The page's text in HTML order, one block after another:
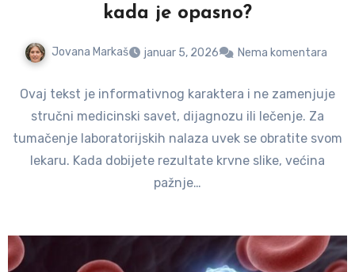
kada je opasno?
Jovana Markaš januar 5, 2026 Nema komentara
Ovaj tekst je informativnog karaktera i ne zamenjuje
stručni medicinski savet, dijagnozu ili lečenje. Za
tumačenje laboratorijskih nalaza uvek se obratite svom
lekaru. Kada dobijete rezultate krvne slike, većina
pažnje…